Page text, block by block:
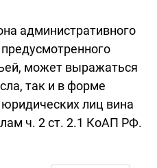
административного
может выражаться
так и в форме
лиц вина
ч. 2 ст. 2.1 КоАП РФ.